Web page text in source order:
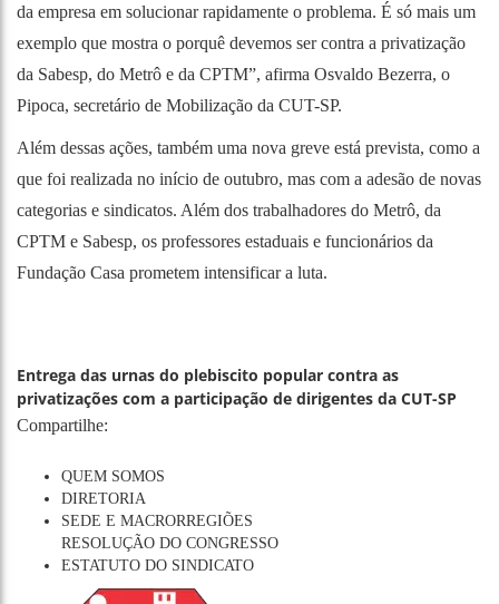
da empresa em solucionar rapidamente o problema. É só mais um
exemplo que mostra o porquê devemos ser contra a privatização
da Sabesp, do Metrô e da CPTM”, afirma Osvaldo Bezerra, o
Pipoca, secretário de Mobilização da CUT-SP.
Além dessas ações, também uma nova greve está prevista, como a
que foi realizada no início de outubro, mas com a adesão de novas
categorias e sindicatos. Além dos trabalhadores do Metrô, da
CPTM e Sabesp, os professores estaduais e funcionários da
Fundação Casa prometem intensificar a luta.
Entrega das urnas do plebiscito popular contra as
privatizações com a participação de dirigentes da CUT-SP
Compartilhe:
QUEM SOMOS
DIRETORIA
SEDE E MACRORREGIÕES
RESOLUÇÃO DO CONGRESSO
ESTATUTO DO SINDICATO